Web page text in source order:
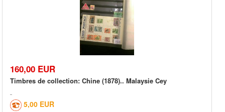
160,00 EUR
Timbres de collection: Chine (1878).. Malaysie Cey
5,00 EUR